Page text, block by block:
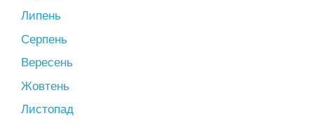
Липень
Серпень
Вересень
Жовтень
Листопад